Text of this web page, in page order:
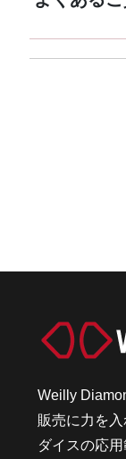
Weilly
販売に力を
ダイスの応